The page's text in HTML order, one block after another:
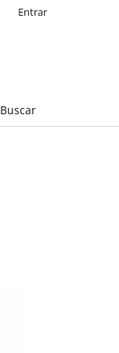
Buscar
Entrar